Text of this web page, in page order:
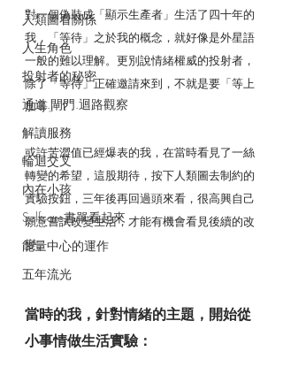
人類圖看關係
人生角色
投射者的秘密
通道.閘門.迴路觀察
解讀服務
輪迴交叉
內在小孩
Selfcare書單看起來
能量中心的運作
五年流光
對一個偽裝成「顯示生產者」生活了四十年的
我，「等待」之於我的概念，就好像是外星語
一般的難以理解。更別說情緒權威的投射者，
除了「等待」正確邀請來到，不就是要「等上
加等」？
或許苦澀值已經爆表的我，在當時看見了一絲
轉變的希望，這股期待，按下人類圖去制約的
實驗按鈕，三年後再回過頭來看，很高興自己
願意嘗試改變生活，才能有機會看見後續的改
變。
當時的我，針對情緒的主題，開始從
小事情做生活實驗：